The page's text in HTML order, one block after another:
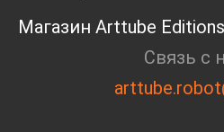
Магазин Arttube Editions
Связь с